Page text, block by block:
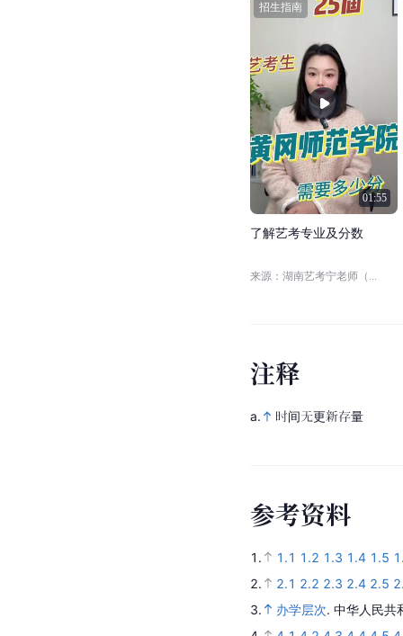
01:55
招生指南
了解艺考专业及分数
来源：湖南艺考宁老师（...
注释
a. 时间无更新存量
参考资料
1. 1.1 1.2 1.3 1.4 1.5
2.
2.1 2.2 2.3 2.4 2.5
3.
办学层次. 中华人民共